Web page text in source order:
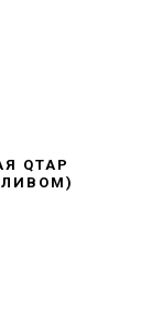
QTAP